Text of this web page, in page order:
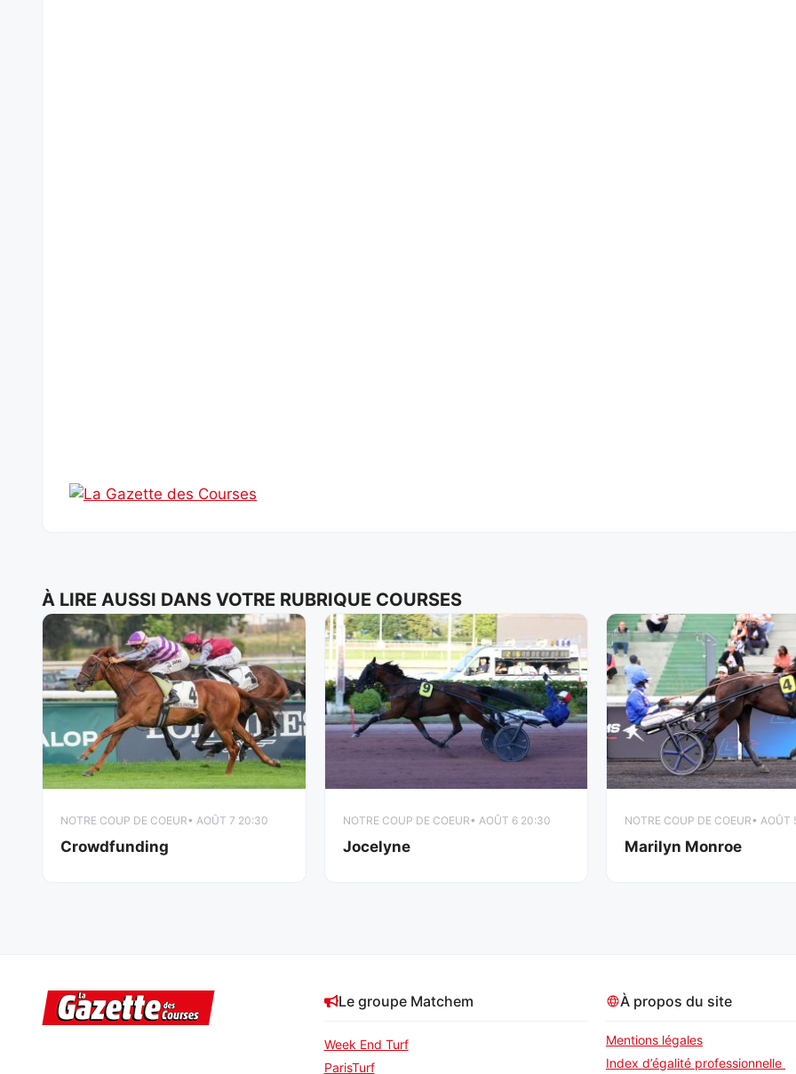
À LIRE AUSSI DANS VOTRE RUBRIQUE COURSES
NOTRE COUP DE COEUR• AOÛT 7 20:30
Crowdfunding
NOTRE COUP DE COEUR• AOÛT 6 20:30
Jocelyne
NOTRE COUP DE COEUR• AOÛT
Marilyn Monroe
Le groupe Matchem
Week End Turf
ParisTurf
À propos du site
Mentions légales
Index d’égalité professionnelle